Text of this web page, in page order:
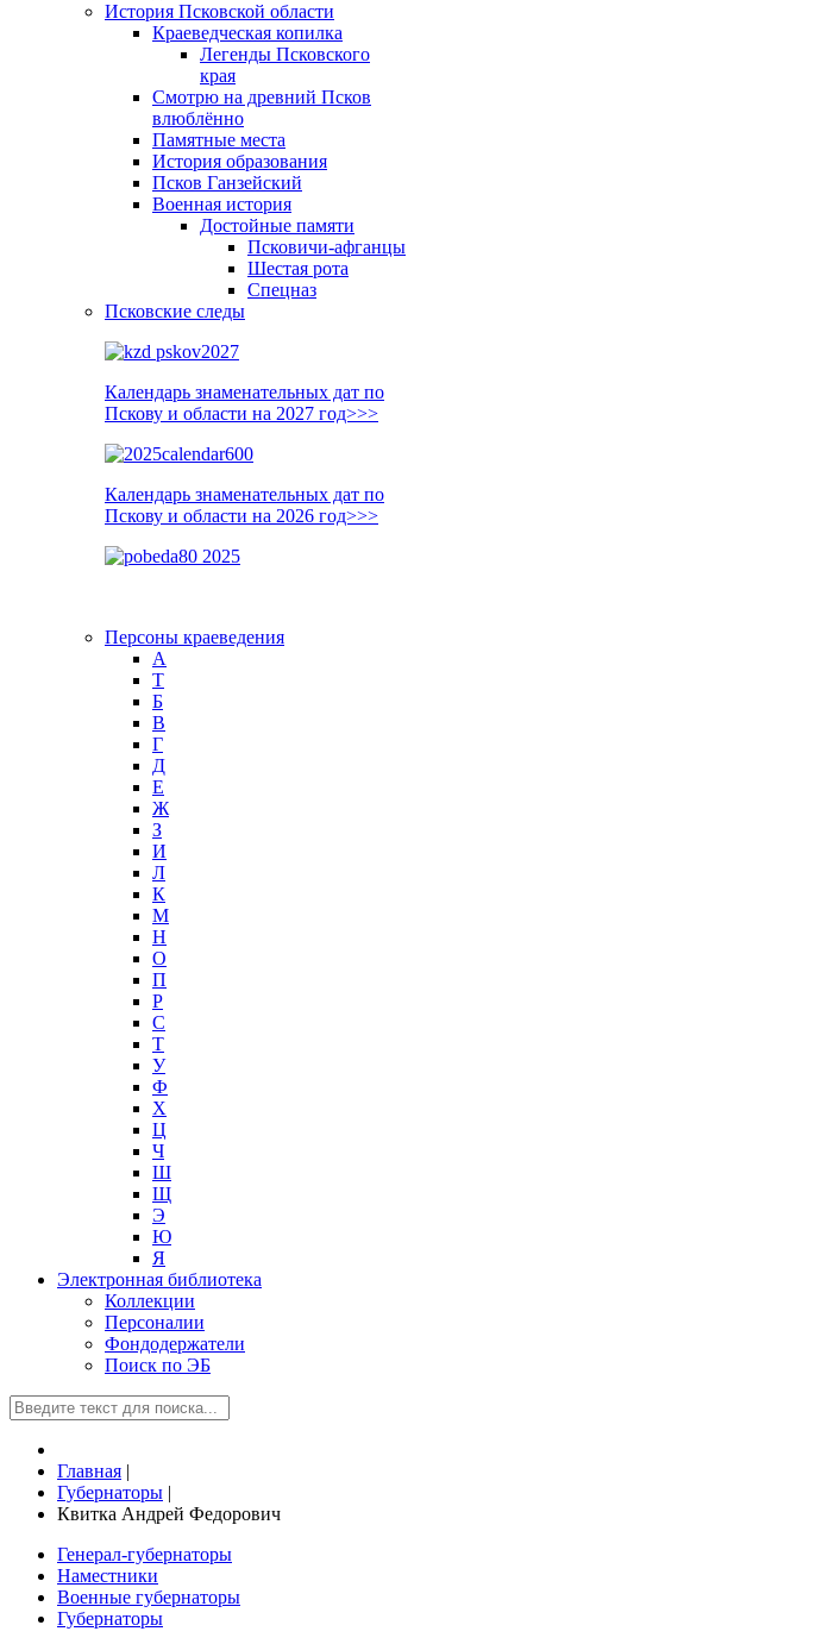
История Псковской области
Краеведческая копилка
Легенды Псковского
края
Смотрю на древний Псков
влюблённо
Памятные места
История образования
Псков Ганзейский
Военная история
Достойные памяти
Псковичи-афганцы
Шестая рота
Спецназ
Псковские следы
Календарь знаменательных дат по
Пскову и области на 2027 год>>>
Календарь знаменательных дат по
Пскову и области на 2026 год>>>
Персоны краеведения
А
T
Б
В
Г
Д
Е
Ж
З
И
Л
К
М
Н
О
П
Р
С
Т
У
Ф
Х
Ц
Ч
Ш
Щ
Э
Ю
Я
Электронная библиотека
Коллекции
Персоналии
Фондодержатели
Поиск по ЭБ
Главная |
Губернаторы |
Квитка Андрей Федорович
Генерал-губернаторы
Наместники
Военные губернаторы
Губернаторы